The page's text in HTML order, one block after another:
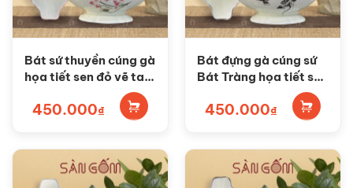
Bát sứ thuyền cúng gà
họa tiết sen đỏ vẽ tay
450.000₫
Bát đựng gà cúng sứ
Bát Tràng họa tiết sen
đen vẽ tay SG-BG10
450.000₫